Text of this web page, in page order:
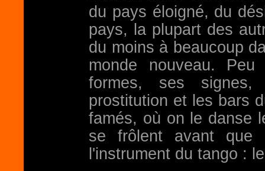
du pays éloigné, du
pays, la plupart des
du moins à beaucoup
monde nouveau.
formes, ses
prostitution et les bars
famés, où on le danse
se frôlent avant que
l'instrument du tango :